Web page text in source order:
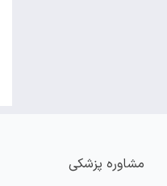
مشاوره پزشکی